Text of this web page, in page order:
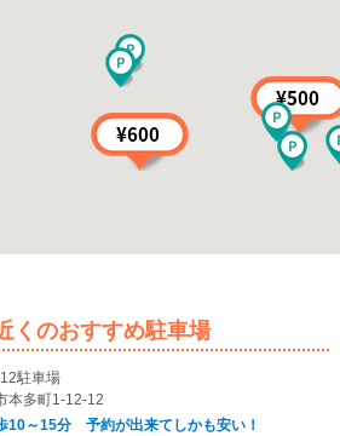
くのおすすめ駐車場
駐車場
本多町1-12-12
～15分 予約が出来てしかも安い！